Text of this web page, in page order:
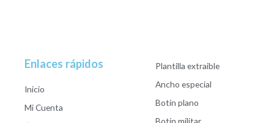
Enlaces rápidos
Inicio
Mi Cuenta
Plantilla extraible
Ancho especial
Botín plano
Botín militar